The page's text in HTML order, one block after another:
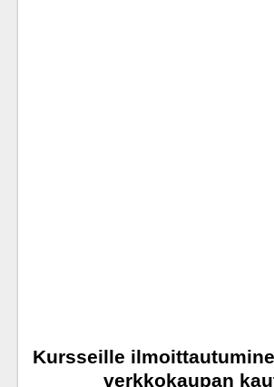
Kursseille
verkkokaupan